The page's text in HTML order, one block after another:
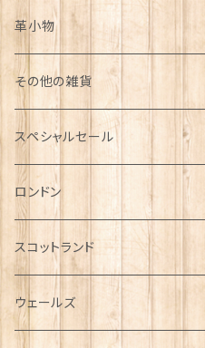
革小物
その他の雑貨
ミニカー
チャーム
犬グッズ
傘
スペシャルセール
ロンドン
スコットランド
ウェールズ